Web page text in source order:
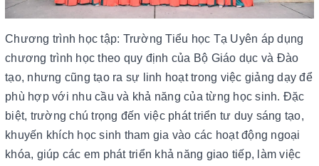
Chương trình học tập: Trường Tiểu học Tạ Uyên áp dụng
chương trình học theo quy định của Bộ Giáo dục và Đào
tạo, nhưng cũng tạo ra sự linh hoạt trong việc giảng dạy để
phù hợp với nhu cầu và khả năng của từng học sinh. Đặc
biệt, trường chú trọng đến việc phát triển tư duy sáng tạo,
khuyến khích học sinh tham gia vào các hoạt động ngoại
khóa, giúp các em phát triển khả năng giao tiếp, làm việc